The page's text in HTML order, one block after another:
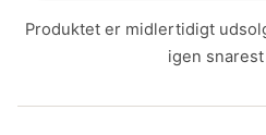
Produktet er midlertidigt
igen